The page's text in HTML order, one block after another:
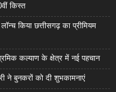
किस्त
किया छत्तीसगढ़ का प्रीमियम
कल्याण के क्षेत्र में नई पहचान
ने बुनकरों को दी शुभकामनाएं